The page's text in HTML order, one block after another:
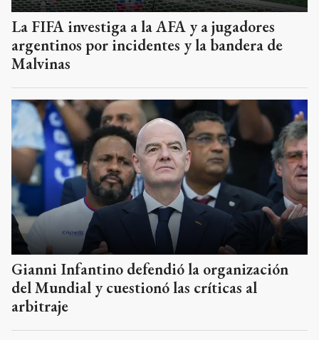
La FIFA investiga a la AFA y a jugadores
argentinos por incidentes y la bandera de
Malvinas
Gianni Infantino defendió la organización
del Mundial y cuestionó las críticas al
arbitraje